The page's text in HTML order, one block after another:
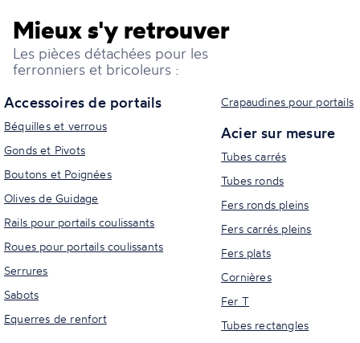
Mieux s'y retrouver
Les pièces détachées pour les
ferronniers et bricoleurs :
Accessoires de portails
Béquilles et verrous
Gonds et Pivots
Boutons et Poignées
Olives de Guidage
Rails pour portails coulissants
Roues pour portails coulissants
Serrures
Sabots
Equerres de renfort
Crapaudines pour portails
Acier sur mesure
Tubes carrés
Tubes ronds
Fers ronds pleins
Fers carrés pleins
Fers plats
Cornières
Fer T
Tubes rectangles